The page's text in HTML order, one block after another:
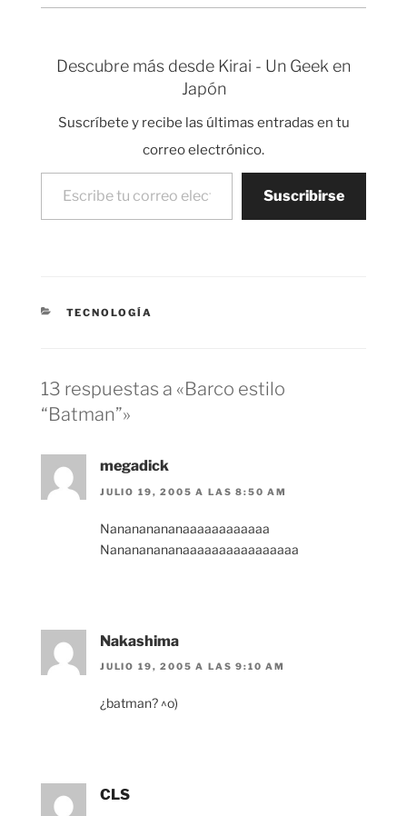
Descubre más desde Kirai - Un Geek en
Japón
Suscríbete y recibe las últimas entradas en tu
correo electrónico.
Escribe tu correo electrónico…
Suscribirse
CATEGORÍAS
TECNOLOGÍA
13 respuestas a «Barco estilo
“Batman”»
megadick
JULIO 19, 2005 A LAS 8:50 AM
Nanananananaaaaaaaaaaaa
Nanananananaaaaaaaaaaaaaaaa
Nakashima
JULIO 19, 2005 A LAS 9:10 AM
¿batman? ^o)
CLS